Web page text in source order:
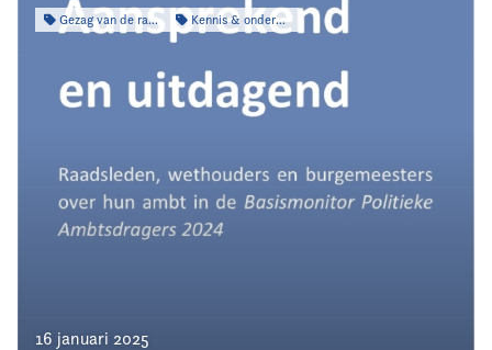
Gezag van de raad Kennis & onderzoek
16 januari 2025